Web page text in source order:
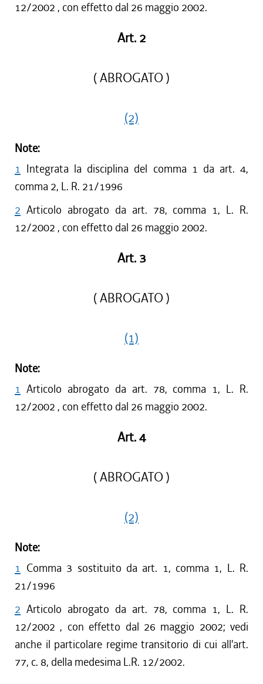
12/2002 , con effetto dal 26 maggio 2002.
Art. 2
( ABROGATO )
(2)
Note:
1 Integrata la disciplina del comma 1 da art. 4,
comma 2, L. R. 21/1996
2 Articolo abrogato da art. 78, comma 1, L. R.
12/2002 , con effetto dal 26 maggio 2002.
Art. 3
( ABROGATO )
(1)
Note:
1 Articolo abrogato da art. 78, comma 1, L. R.
12/2002 , con effetto dal 26 maggio 2002.
Art. 4
( ABROGATO )
(2)
Note:
1 Comma 3 sostituito da art. 1, comma 1, L. R.
21/1996
2 Articolo abrogato da art. 78, comma 1, L. R.
12/2002 , con effetto dal 26 maggio 2002; vedi
anche il particolare regime transitorio di cui all'art.
77, c. 8, della medesima L.R. 12/2002.